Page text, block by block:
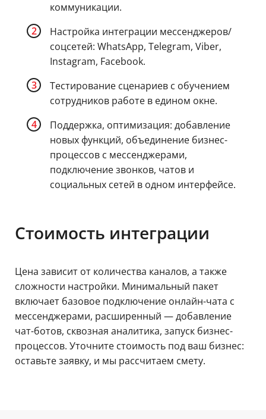
коммуникации.
Настройка интеграции мессенджеров/
соцсетей: WhatsApp, Telegram, Viber,
Instagram, Facebook.
Тестирование сценариев с обучением
сотрудников работе в едином окне.
Поддержка, оптимизация: добавление
новых функций, объединение бизнес-
процессов с мессенджерами,
подключение звонков, чатов и
социальных сетей в одном интерфейсе.
Стоимость интеграции
Цена зависит от количества каналов, а также
сложности настройки. Минимальный пакет
включает базовое подключение онлайн-чата с
мессенджерами, расширенный — добавление
чат-ботов, сквозная аналитика, запуск бизнес-
процессов. Уточните стоимость под ваш бизнес:
оставьте заявку, и мы рассчитаем смету.